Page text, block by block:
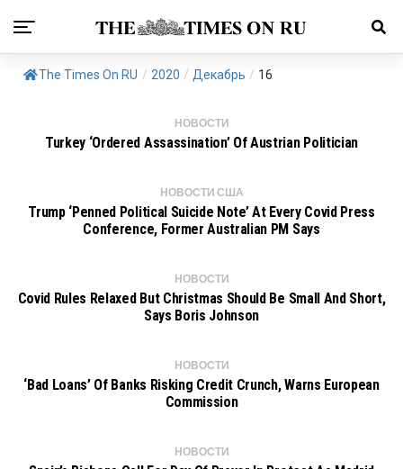
The Times On RU / 2020 / Декабрь / 16
НОВОСТИ
Turkey ‘ordered Assassination’ Of Austrian Politician
НОВОСТИ США
Trump ‘penned Political Suicide Note’ At Every Covid Press
Conference, Former Australian PM Says
НОВОСТИ
Covid Rules Relaxed But Christmas Should Be Small And Short,
Says Boris Johnson
НОВОСТИ
‘Bad Loans’ Of Banks Risking Credit Crunch, Warns European
Commission
НОВОСТИ